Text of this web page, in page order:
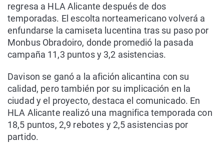
regresa a HLA Alicante después de dos
temporadas. El escolta norteamericano volverá a
enfundarse la camiseta lucentina tras su paso por
Monbus Obradoiro, donde promedió la pasada
campaña 11,3 puntos y 3,2 asistencias.
Davison se ganó a la afición alicantina con su
calidad, pero también por su implicación en la
ciudad y el proyecto, destaca el comunicado. En
HLA Alicante realizó una magnifica temporada con
18,5 puntos, 2,9 rebotes y 2,5 asistencias por
partido.